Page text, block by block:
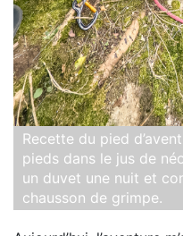
Recette du pied
pieds dans le jus de
un duvet une nuit et
chausson de grimpe.